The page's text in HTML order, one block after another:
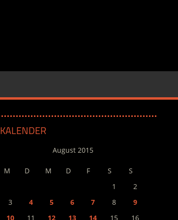
KALENDER
August 2015
M D M D F S
S
1
2
3
4 5 6 7 8
9
10
11 12 13 14 15
16